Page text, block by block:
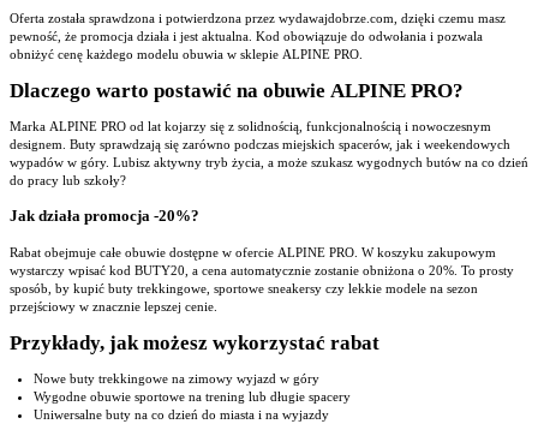
Oferta została sprawdzona i potwierdzona przez wydawajdobrze.com, dzięki czemu masz
pewność, że promocja działa i jest aktualna. Kod obowiązuje do odwołania i pozwala
obniżyć cenę każdego modelu obuwia w sklepie ALPINE PRO.
Dlaczego warto postawić na obuwie ALPINE PRO?
Marka ALPINE PRO od lat kojarzy się z solidnością, funkcjonalnością i nowoczesnym
designem. Buty sprawdzają się zarówno podczas miejskich spacerów, jak i weekendowych
wypadów w góry. Lubisz aktywny tryb życia, a może szukasz wygodnych butów na co dzień
do pracy lub szkoły?
Jak działa promocja -20%?
Rabat obejmuje całe obuwie dostępne w ofercie ALPINE PRO. W koszyku zakupowym
wystarczy wpisać kod BUTY20, a cena automatycznie zostanie obniżona o 20%. To prosty
sposób, by kupić buty trekkingowe, sportowe sneakersy czy lekkie modele na sezon
przejściowy w znacznie lepszej cenie.
Przykłady, jak możesz wykorzystać rabat
Nowe buty trekkingowe na zimowy wyjazd w góry
Wygodne obuwie sportowe na trening lub długie spacery
Uniwersalne buty na co dzień do miasta i na wyjazdy